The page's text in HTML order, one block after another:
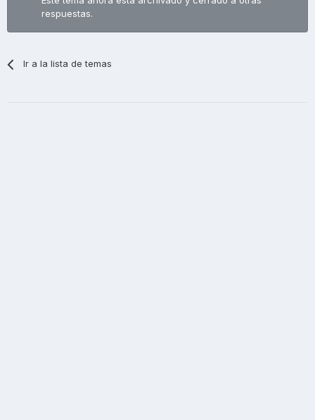
respuestas.
Ir a la lista de temas